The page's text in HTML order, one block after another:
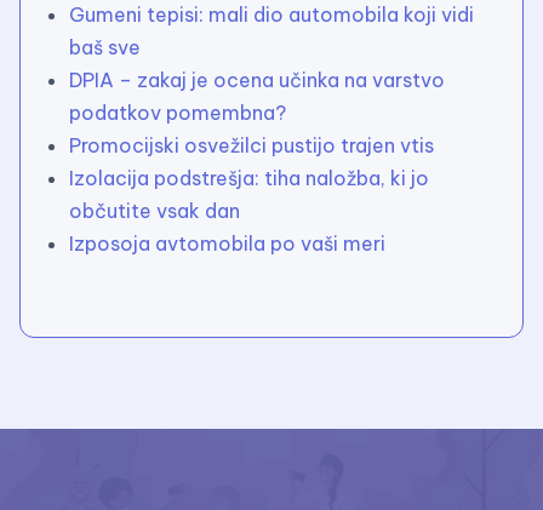
Gumeni tepisi: mali dio automobila koji vidi
baš sve
DPIA – zakaj je ocena učinka na varstvo
podatkov pomembna?
Promocijski osvežilci pustijo trajen vtis
Izolacija podstrešja: tiha naložba, ki jo
občutite vsak dan
Izposoja avtomobila po vaši meri